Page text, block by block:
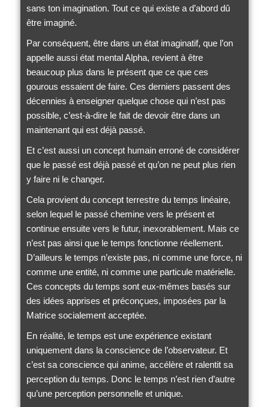
sans ton imagination. Tout ce qui existe a d’abord dû
être imaginé.
Par conséquent, être dans un état imaginatif, que l’on
appelle aussi état mental Alpha, revient à être
beaucoup plus dans le présent que ce que ces
gourous essaient de faire. Ces derniers passent des
décennies à enseigner quelque chose qui n’est pas
possible, c’est-à-dire le fait de devoir être dans un
maintenant qui est déjà passé.
Et c’est aussi un concept humain erroné de considérer
que le passé est déjà passé et qu’on ne peut plus rien
y faire ni le changer.
Cela provient du concept terrestre du temps linéaire,
selon lequel le passé chemine vers le présent et
continue ensuite vers le futur, inexorablement. Mais ce
n’est pas ainsi que le temps fonctionne réellement.
D’ailleurs le temps n’existe pas, ni comme une force, ni
comme une entité, ni comme une particule matérielle.
Ces concepts du temps sont eux-mêmes basés sur
des idées apprises et préconçues, imposées par la
Matrice socialement acceptée.
En réalité, le temps est une expérience existant
uniquement dans la conscience de l’observateur. Et
c’est sa conscience qui anime, accélère et ralentit sa
perception du temps. Donc le temps n’est rien d’autre
qu’une perception personnelle et unique.